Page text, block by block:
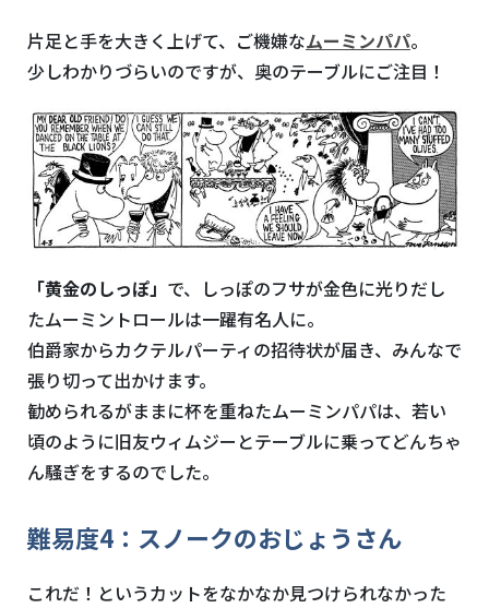
片足と手を大きく上げて、ご機嫌なムーミンパパ。
少しわかりづらいのですが、奥のテーブルにご注目！
「黄金のしっぽ」 で、しっぽのフサが金色に光りだし
たムーミントロールは一躍有名人に。
伯爵家からカクテルパーティの招待状が届き、みんなで
張り切って出かけます。
勧められるがままに杯を重ねたムーミンパパは、若い
頃のように旧友ウィムジーとテーブルに乗ってどんちゃ
ん騒ぎをするのでした。
難易度4 ：スノークのおじょうさん
これだ！というカットをなかなか見つけられなかった